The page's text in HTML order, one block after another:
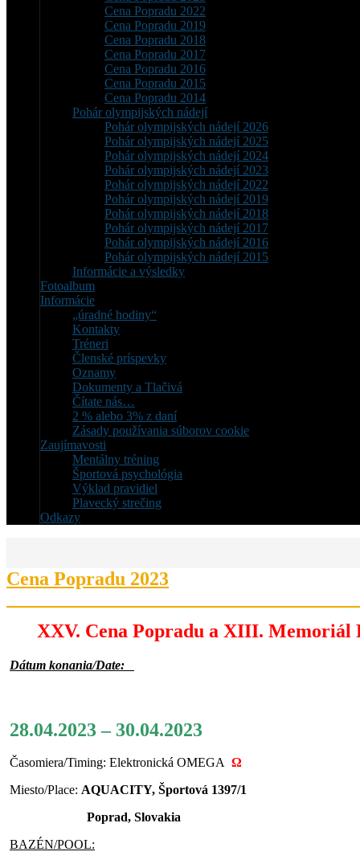
Cena Popradu 2022
Cena Popradu 2019
Cena Popradu 2018
Cena Popradu 2017
Cena Popradu 2016
Cena Popradu 2015
Cena Popradu 2014
Pohár olympijských nádejí
Pohár olympijských nádejí 2026
Pohár olympijských nádejí 2025
Pohár olympijských nádejí 2024
Pohár olympijských nádejí 2023
Pohár olympijských nádejí 2022
Pohár olympijských nádejí 2019
Pohár olympijských nádejí 2018
Pohár olympijských nádejí 2017
Pohár olympijských nádejí 2016
Pohár olympijských nádejí 2015
Informácie a výsledky
Fotoalbum
Informácie
„úradné hodiny“
Kontakty
Tréneri
Členské príspevky
Oznamy
Dokumenty a Tlačivá
Čítate nás…
2 % alebo 3% z daní
Zásady používania súborov cookie
Zaujímavosti
Mentálny tréning
Športová psychológia
Výklad pravidiel
Plavecký strečing
Odkazy
Cena Popradu 2023
XXV. Cena Popradu a XIII. Memoriál
Dátum konania/Date:
28.04.2023 – 30.04.2023
Časomiera/Timing: Elektronická OMEGA Ω
Miesto/Place: AQUACITY, Športová 1397/1
Poprad, Slovakia
BAZÉN/POOL: